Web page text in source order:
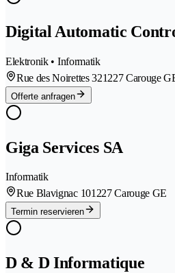
Digital Automatic
Elektronik • Informatik
Rue des Noirettes 321227 Carouge
Offerte anfragen
Giga Services SA
Informatik
Rue Blavignac 101227 Carouge GE
Termin reservieren
D & D Informatique